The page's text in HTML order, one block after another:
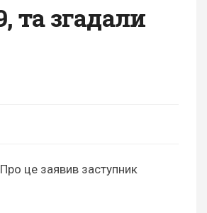
та згадали
це заявив заступник